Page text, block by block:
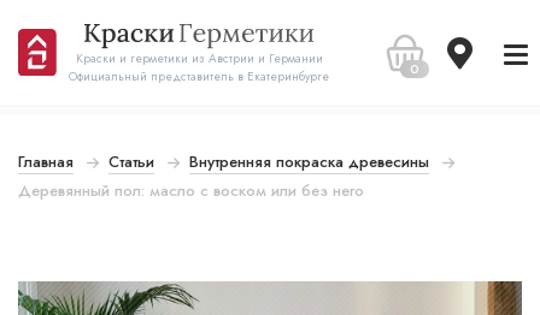
Краски и герметики из Австрии и Германии
Официальный представитель в Екатеринбурге
0
Главная Статьи
Внутренняя покраска древесины
Деревянный пол: масло с воском или без него